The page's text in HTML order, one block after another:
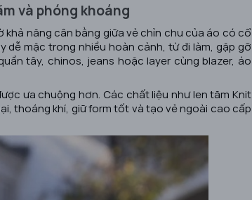
và phóng khoáng
khả năng cân bằng giữa vẻ chỉn chu của áo có cổ
dễ mặc trong nhiều hoàn cảnh, từ đi làm, gặp gỡ
tây, chinos, jeans hoặc layer cùng blazer, áo
ưa chuộng hơn. Các chất liệu như len tăm Knit
thoáng khí, giữ form tốt và tạo vẻ ngoài cao cấp